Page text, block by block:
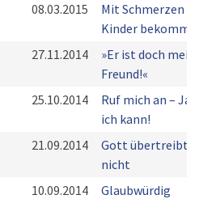
08.03.2015
Mit Schmerzen
Kinder
27.11.2014
»Er ist doch mein
Freund!«
25.10.2014
Ruf mich an – Ja,
ich kann!
21.09.2014
Gott übertreibt
nicht
10.09.2014 Glaubwürdig